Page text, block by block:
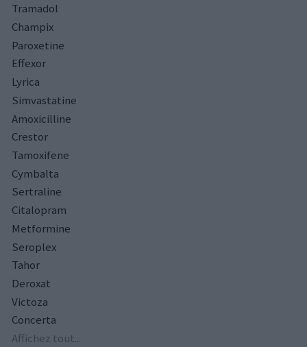
Tramadol
Champix
Paroxetine
Effexor
Lyrica
Simvastatine
Amoxicilline
Crestor
Tamoxifene
Cymbalta
Sertraline
Citalopram
Metformine
Seroplex
Tahor
Deroxat
Victoza
Concerta
Affichez tout...